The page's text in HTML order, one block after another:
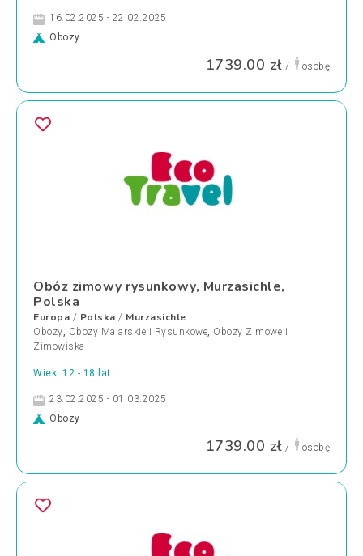
16.02.2025 - 22.02.2025
Obozy
1739.00 zł / osobę
Obóz zimowy rysunkowy, Murzasichle,
Polska
Europa / Polska / Murzasichle
Obozy, Obozy Malarskie i Rysunkowe, Obozy Zimowe i
Zimowiska
Wiek: 12 - 18 lat
23.02.2025 - 01.03.2025
Obozy
1739.00 zł / osobę